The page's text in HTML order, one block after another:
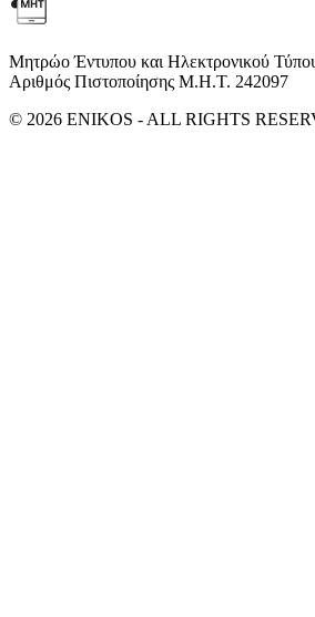
Μητρώο Έντυπου και Ηλεκτρονικού
Αριθμός Πιστοποίησης Μ.Η.Τ. 242097
© 2026 ENIKOS - ALL RIGHTS